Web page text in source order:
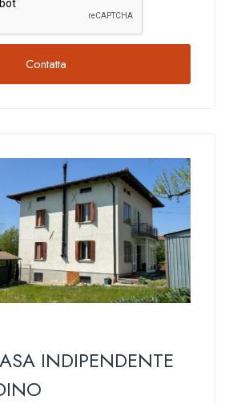
Contatta
INDIPENDENTE